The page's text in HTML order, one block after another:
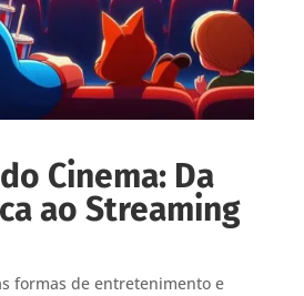
Cinema: Da
ao Streaming
formas de entretenimento e